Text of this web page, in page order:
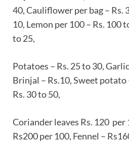
40, Cauliflower per bag – Rs.
10, Lemon per 100 – Rs. 100
to 25,
Potatoes – Rs. 25 to 30,
Brinjal – Rs.10, Sweet potato
Rs. 30 to 50,
Coriander leaves Rs. 120 per
Rs200 per 100, Fennel –